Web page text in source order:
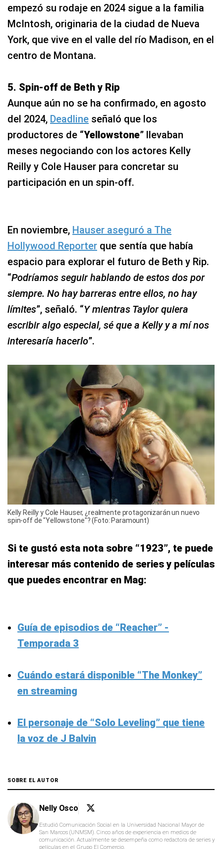
empezó su rodaje en 2024 sigue a la familia
McIntosh, originaria de la ciudad de Nueva
York, que vive en el valle del río Madison, en el
centro de Montana.
5. Spin-off de Beth y Rip
Aunque aún no se ha confirmado, en agosto
del 2024, Deadline señaló que los
productores de “Yellowstone” llevaban
meses negociando con los actores Kelly
Reilly y Cole Hauser para concretar su
participación en un spin-off.
En noviembre, Hauser aseguró a The
Hollywood Reporter que sentía que había
espacio para explorar el futuro de Beth y Rip.
“Podríamos seguir hablando de estos dos por
siempre. No hay barreras entre ellos, no hay
límites”, señaló. “Y mientras Taylor quiera
escribir algo especial, sé que a Kelly y a mí nos
interesaría hacerlo”.
Kelly Reilly y Cole Hauser, ¿realmente protagonizarán un nuevo
spin-off de "Yellowstone"? (Foto: Paramount)
Si te gustó esta nota sobre “1923”, te puede
interesar más contenido de series y películas
que puedes encontrar en Mag:
Guía de episodios de “Reacher” -
Temporada 3
Cuándo estará disponible “The Monkey”
en streaming
El personaje de “Solo Leveling” que tiene
la voz de J Balvin
SOBRE EL AUTOR
Nelly Osco
Estudió Comunicación Social en la Universidad Nacional Mayor de
San Marcos (UNMSM). Cinco años de experiencia en medios de
comunicación. Actualmente se desempeña como redactora de series y
películas en el Grupo El Comercio.